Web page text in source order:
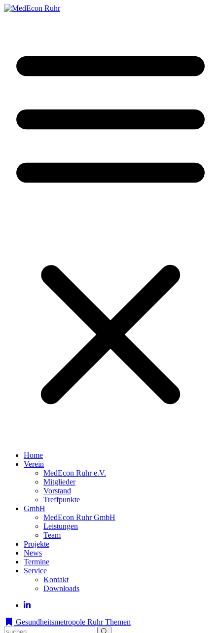
Home
Verein
MedEcon Ruhr e.V.
Mitglieder
Vorstand
Treffpunkte
GmbH
MedEcon Ruhr GmbH
Leistungen
Team
Projekte
News
Termine
Service
Kontakt
Downloads
Gesundheitsmetropole Ruhr Themen